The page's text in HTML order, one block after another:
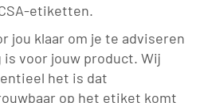
etiketten.
jou klaar om je te adviseren
voor jouw product. Wij
het is dat
op het etiket komt